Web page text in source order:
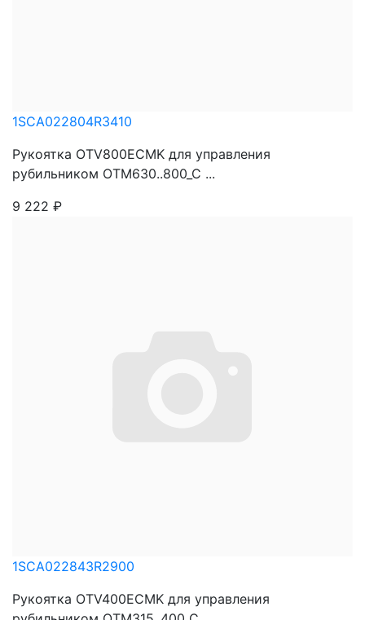
1SCA022804R3410
Рукоятка OTV800ECMK для управления
рубильником OTM630..800_C ...
9 222 ₽
1SCA022843R2900
Рукоятка OTV400ECMK для управления